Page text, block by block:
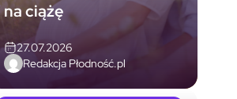
na ciążę
27.07.2026
Redakcja Płodność.pl